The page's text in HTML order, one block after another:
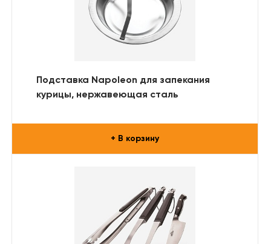
Подставка Napoleon для запекания
курицы, нержавеющая сталь
+ В корзину